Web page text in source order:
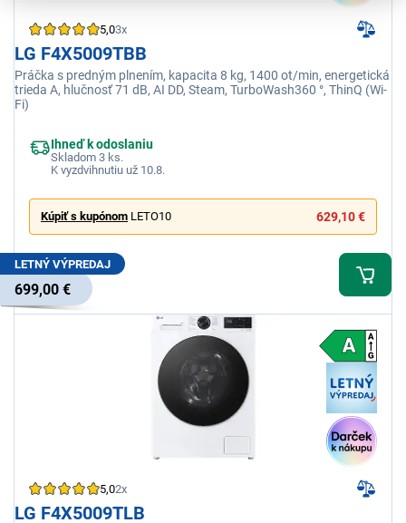
5,03x
LG F4X5009TBB
Práčka s predným plnením, kapacita 8 kg, 1400 ot/min, energetická
trieda A, hlučnosť 71 dB, AI DD, Steam, TurboWash360 °, ThinQ (Wi-
Fi)
Ihneď k odoslaniu
Skladom 3 ks.
K vyzdvihnutiu už 10.8.
Kúpiť s kupónom LETO10 629,10 €
LETNÝ VÝPREDAJ
699,00 €
5,02x
LG F4X5009TLB